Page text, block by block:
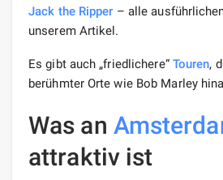
Jack the Ripper – alle
unserem Artikel.
Es gibt auch „friedlichere“ Touren,
berühmter Orte wie Bob Marley
Was an
attraktiv ist